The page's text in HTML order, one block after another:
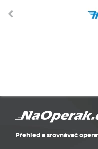
Přehled a srovnávač